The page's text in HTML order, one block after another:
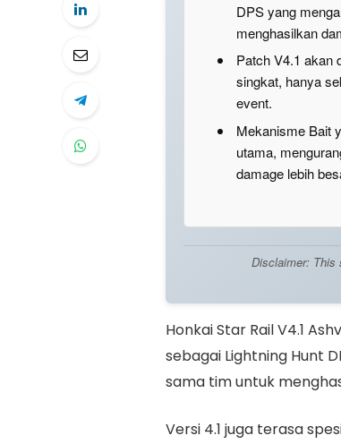
DPS yang
menghasilkan
Patch V4.1 akan
singkat, hanya
event.
Mekanisme Bait
utama,
damage lebih
Disclaimer: This
Honkai Star Rail V4.1
sebagai Lightning Hunt
sama tim untuk
Versi 4.1 juga terasa